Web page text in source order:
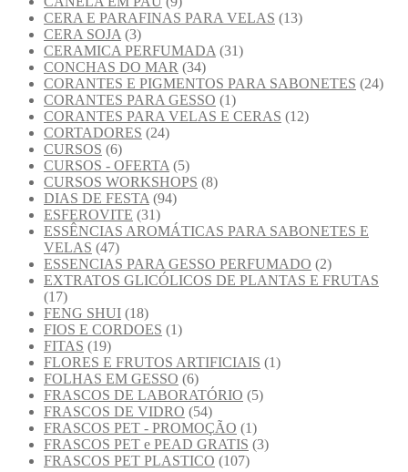
CERA E PARAFINAS PARA VELAS (13)
CERA SOJA (3)
CERAMICA PERFUMADA (31)
CONCHAS DO MAR (34)
CORANTES E PIGMENTOS PARA SABONETES (24)
CORANTES PARA GESSO (1)
CORANTES PARA VELAS E CERAS (12)
CORTADORES (24)
CURSOS (6)
CURSOS - OFERTA (5)
CURSOS WORKSHOPS (8)
DIAS DE FESTA (94)
ESFEROVITE (31)
ESSÊNCIAS AROMÁTICAS PARA SABONETES E
VELAS (47)
ESSENCIAS PARA GESSO PERFUMADO (2)
EXTRATOS GLICÓLICOS DE PLANTAS E FRUTAS
(17)
FENG SHUI (18)
FIOS E CORDOES (1)
FITAS (19)
FLORES E FRUTOS ARTIFICIAIS (1)
FOLHAS EM GESSO (6)
FRASCOS DE LABORATÓRIO (5)
FRASCOS DE VIDRO (54)
FRASCOS PET - PROMOÇÃO (1)
FRASCOS PET e PEAD GRATIS (3)
FRASCOS PET PLASTICO (107)